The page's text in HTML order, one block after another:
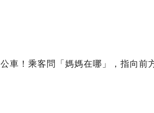
車！乘客問「媽媽在哪」，指向前